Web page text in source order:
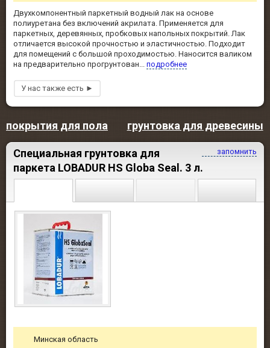
Двухкомпонентный паркетный водный лак на основе
полиуретана без включений акрилата. Применяется для
паркетных, деревянных, пробковых напольных покрытий. Лак
отличается высокой прочностью и эластичностью. Подходит
для помещений с большой проходимостью. Наносится валиком
на предварительно прогрунтован... подробнее
покрытия для пола грунтовка для древесины
запомнить
Специальная грунтовка для
паркета LOBADUR HS Globa Seal. 3 л.
Минская область